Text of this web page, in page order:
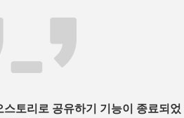
토리로 공유하기 기능이 종료되었